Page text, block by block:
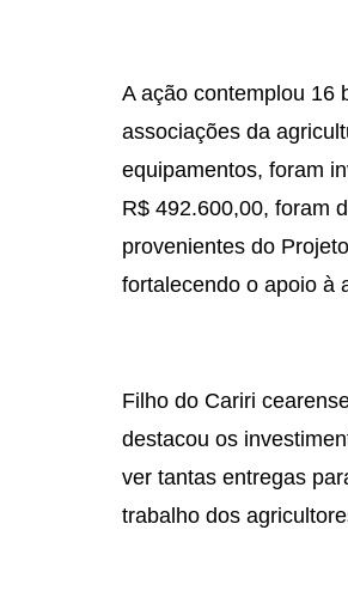
A ação contemplou 16
associações da
equipamentos, foram
R$ 492.600,00, foram
provenientes do
fortalecendo o apoio à
Filho do Cariri
destacou os
ver tantas entregas
trabalho dos